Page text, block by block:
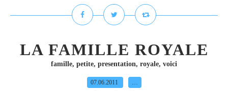
LA FAMILLE ROYALE
famille, petite, presentation, royale, voici
07.06.2011 …